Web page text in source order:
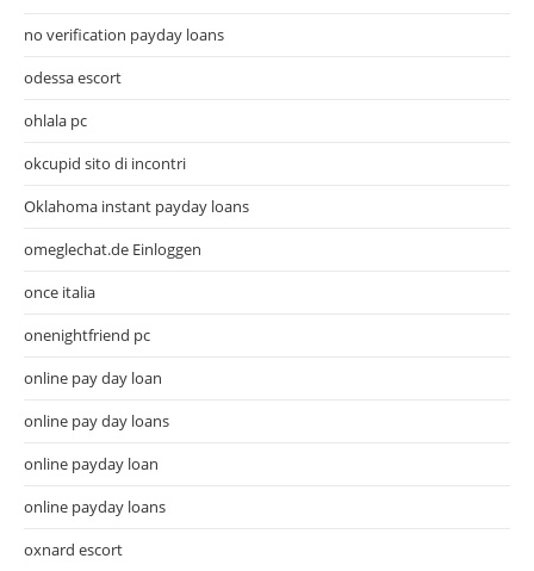
no verification payday loans
odessa escort
ohlala pc
okcupid sito di incontri
Oklahoma instant payday loans
omeglechat.de Einloggen
once italia
onenightfriend pc
online pay day loan
online pay day loans
online payday loan
online payday loans
oxnard escort